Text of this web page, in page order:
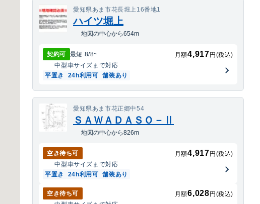
愛知県あま市花長堀上16番地1
ハイツ堀上
地図の中心から654m
契約可 最短 8/8~ 月額4,917 円(税込)
中型車サイズまで対応
平置き
24h利用可 舗装あり
愛知県あま市花正郷中54
ＳＡＷＡＤＡＳＯ－Ⅱ
地図の中心から826m
空き待ち可 月額4,917 円(税込)
中型車サイズまで対応
平置き
24h利用可 舗装あり
空き待ち可 月額6,028 円(税込)